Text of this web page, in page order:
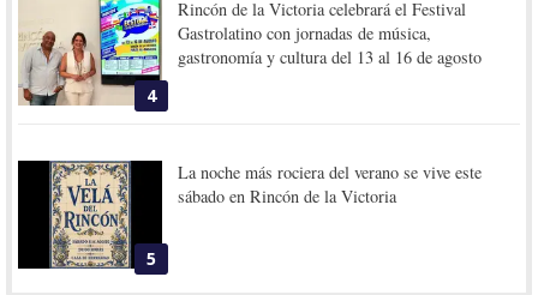
4
Rincón de la Victoria celebrará el Festival
Gastrolatino con jornadas de música,
gastronomía y cultura del 13 al 16 de agosto
5
La noche más rociera del verano se vive este
sábado en Rincón de la Victoria